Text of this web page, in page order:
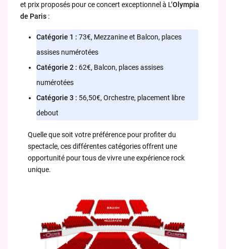
et prix proposés pour ce concert exceptionnel à L’Olympia
de Paris:
Catégorie 1 : 73€, Mezzanine et Balcon, places
assises numérotées
Catégorie 2 : 62€, Balcon, places assises
numérotées
Catégorie 3 : 56,50€, Orchestre, placement libre
debout
Quelle que soit votre préférence pour profiter du
spectacle, ces différentes catégories offrent une
opportunité pour tous de vivre une expérience rock
unique.